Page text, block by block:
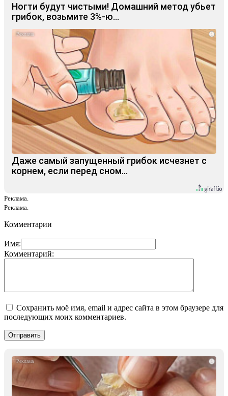
Ногти будут чистыми! Домашний метод убьет
грибок, возьмите 3%-ю…
i
Даже самый запущенный грибок исчезнет с
корнем, если перед сном…
Реклама.
Реклама.
Комментарии
Имя:
Комментарий:
Сохранить моё имя, email и адрес сайта в этом браузере для
последующих моих комментариев.
i